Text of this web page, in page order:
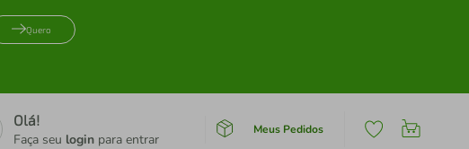
Quero
Olá!
Faça seu login para entrar
Meus Pedidos